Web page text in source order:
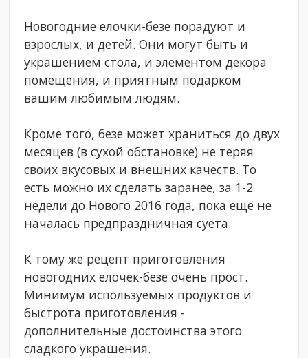
Новогодние елочки-безе порадуют и
взрослых, и детей. Они могут быть и
украшением стола, и элементом декора
помещения, и приятным подарком
вашим любимым людям.
Кроме того, безе может храниться до двух
месяцев (в сухой обстановке) не теряя
своих вкусовых и внешних качеств. То
есть можно их сделать заранее, за 1-2
недели до Нового 2016 года, пока еще не
началась предпраздничная суета.
К тому же рецепт приготовления
новогодних елочек-безе очень прост.
Минимум используемых продуктов и
быстрота приготовления -
дополнительные достоинства этого
сладкого украшения.